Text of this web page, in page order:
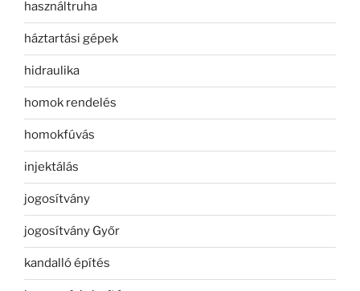
használtruha
háztartási gépek
hidraulika
homok rendelés
homokfúvás
injektálás
jogosítvány
jogosítvány Győr
kandalló építés